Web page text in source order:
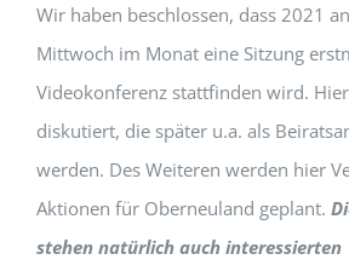
Wir haben beschlossen, dass 2021
Mittwoch im Monat eine Sitzung
Videokonferenz stattfinden wird.
diskutiert, die später u.a. als
werden. Des Weiteren werden hier
Aktionen für Oberneuland geplant.
stehen natürlich auch interessierten